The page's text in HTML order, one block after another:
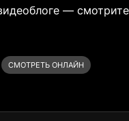
—
СМОТРЕТЬ ОНЛАЙН